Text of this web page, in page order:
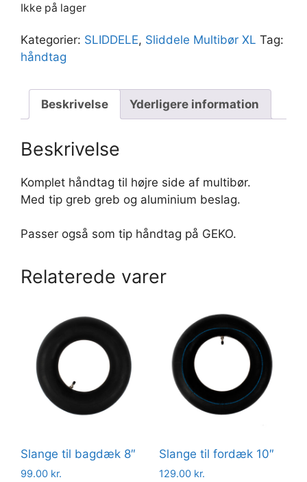
Ikke på lager
Kategorier: SLIDDELE, Sliddele Multibør XL Tag:
håndtag
Beskrivelse Yderligere information
Beskrivelse
Komplet håndtag til højre side af multibør.
Med tip greb greb og aluminium beslag.
Passer også som tip håndtag på GEKO.
Relaterede varer
Slange til bagdæk 8″
99.00 kr.
Slange til fordæk 10″
129.00 kr.